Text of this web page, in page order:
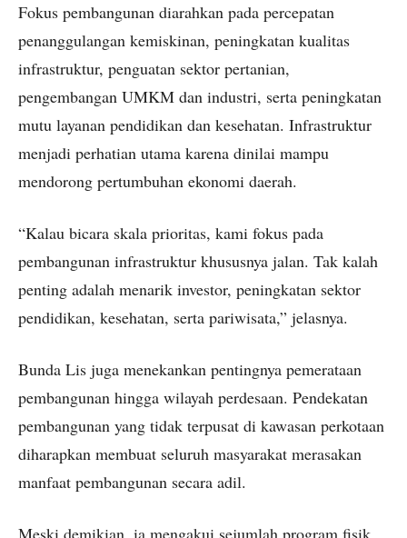
Fokus pembangunan diarahkan pada percepatan
penanggulangan kemiskinan, peningkatan kualitas
infrastruktur, penguatan sektor pertanian,
pengembangan UMKM dan industri, serta peningkatan
mutu layanan pendidikan dan kesehatan. Infrastruktur
menjadi perhatian utama karena dinilai mampu
mendorong pertumbuhan ekonomi daerah.
“Kalau bicara skala prioritas, kami fokus pada
pembangunan infrastruktur khususnya jalan. Tak kalah
penting adalah menarik investor, peningkatan sektor
pendidikan, kesehatan, serta pariwisata,” jelasnya.
Bunda Lis juga menekankan pentingnya pemerataan
pembangunan hingga wilayah perdesaan. Pendekatan
pembangunan yang tidak terpusat di kawasan perkotaan
diharapkan membuat seluruh masyarakat merasakan
manfaat pembangunan secara adil.
Meski demikian, ia mengakui sejumlah program fisik